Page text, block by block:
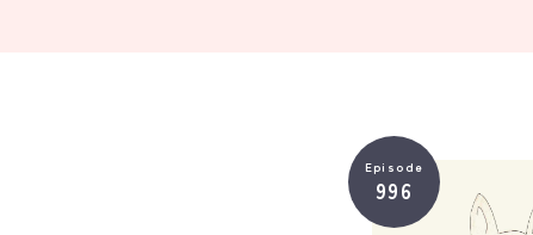
Episode
996